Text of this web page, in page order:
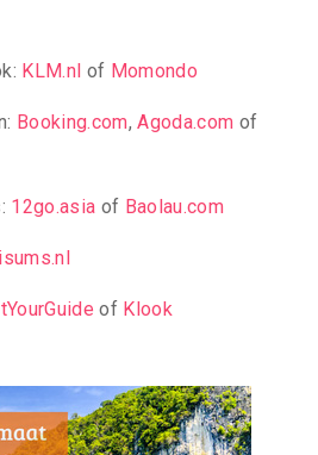
KLM.nl of Momondo
Booking.com,Agoda.com of
12go.asia of Baolau.com
of Klook